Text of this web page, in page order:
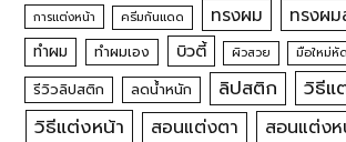
การแต่งหน้า ครีมกันแดด ทรงผม ทรงผ
ทำผม ทำผมเอง บิวตี้ ผิวสวย มือใหม่หั
รีวิวลิปสติก ลดน้ำหนัก ลิปสติก
วิธีแ
วิธีแต่งหน้า
สอนแต่งตา สอนแต่งห